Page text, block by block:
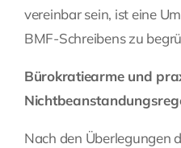
vereinbar sein, ist eine
BMF-Schreibens zu
Bürokratiearme und
Nach den Überlegungen